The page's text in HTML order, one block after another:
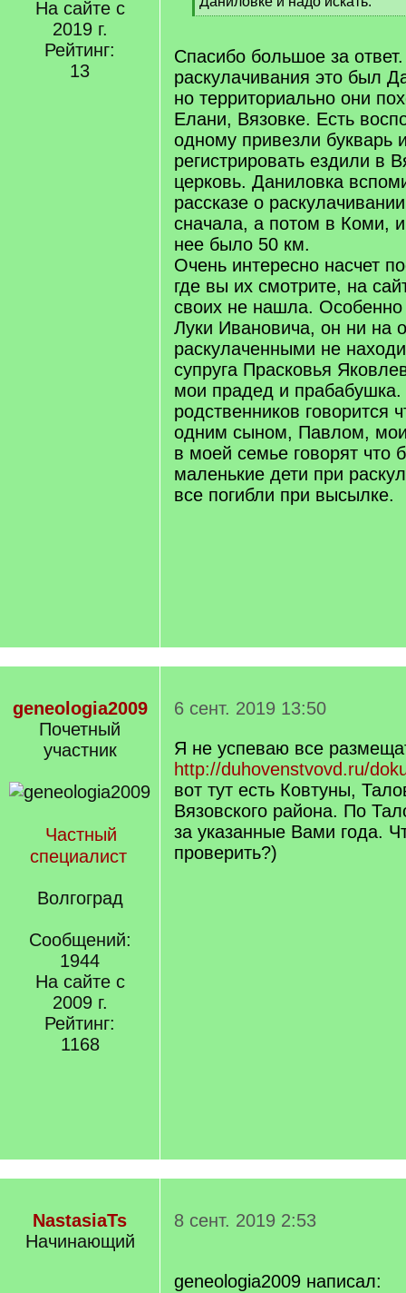
На сайте с
2019 г.
Рейтинг:
13
[
q
]
Спасибо большое за
раскулачивания это был
но территориально они
Елани, Вязовке. Есть
одному привезли букварь
регистрировать ездили в
церковь. Даниловка
рассказе о
сначала, а потом в Коми,
нее было 50 км.
Очень интересно насчет
где вы их смотрите, на
своих не нашла. Особенно
Луки Ивановича, он ни на
раскулаченными не
супруга Прасковья
мои прадед и
родственников говорится
одним сыном, Павлом,
в моей семье говорят что
маленькие дети при
все погибли при высылке.
geneologia2009
Почетный
учаcтник
Частный
специалист
Волгоград
Сообщений:
1944
На сайте с
2009 г.
Рейтинг:
1168
6 сент. 2019 13:50
Я не успеваю все
http://duhovenstvovd.ru/
вот тут есть Ковтуны,
Вязовского района. По
за указанные Вами года.
проверить?)
NastasiaTs
Начинающий
8 сент. 2019 2:53
geneologia2009 написал: